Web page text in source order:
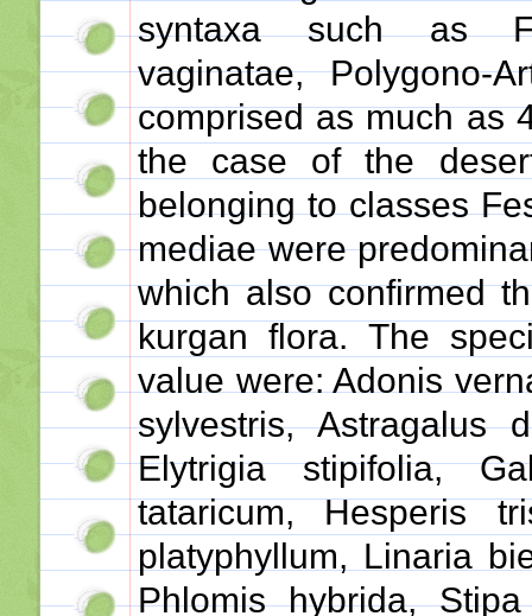
syntaxa such as
vaginatae, Polygono-
comprised as much as
the case of the
belonging to classes
mediae were
which also confirmed
kurgan flora. The
value were: Adonis
sylvestris, Astragalus
Elytrigia stipifolia,
tataricum, Hesperis
platyphyllum, Linaria
Phlomis hybrida,